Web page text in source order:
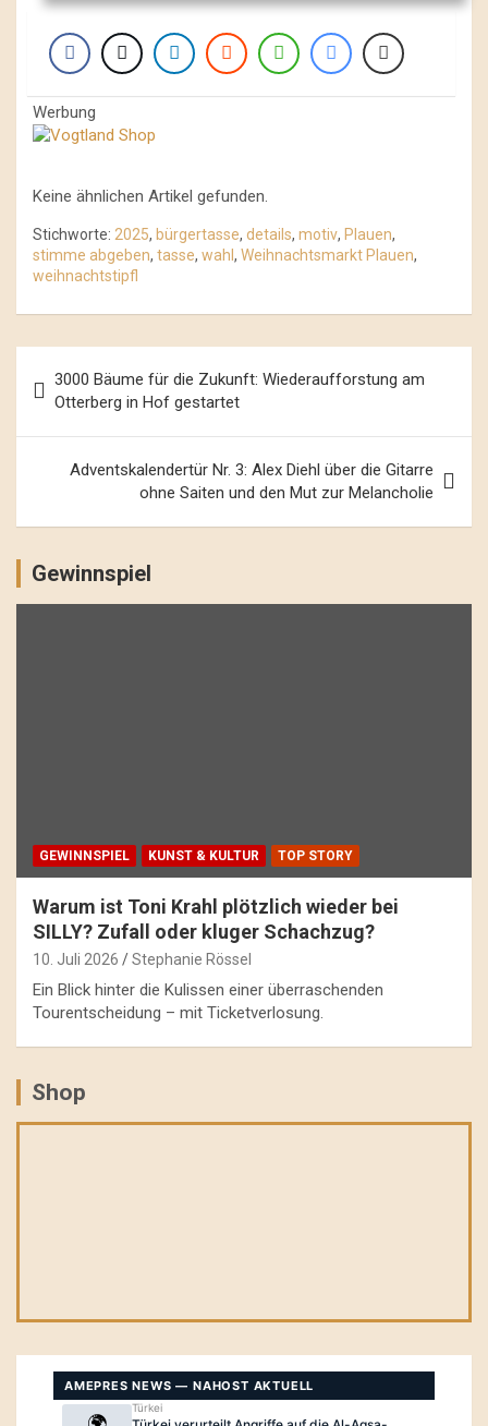
Werbung
Keine ähnlichen Artikel gefunden.
Stichworte: 2025, bürgertasse, details, motiv, Plauen,
stimme abgeben, tasse, wahl , Weihnachtsmarkt Plauen,
weihnachtstipfl
Navigation
3000 Bäume für die Zukunft: Wiederaufforstung am
Otterberg in Hof gestartet
Adventskalendertür Nr. 3: Alex Diehl über die Gitarre
ohne Saiten und den Mut zur Melancholie
Gewinnspiel
GEWINNSPIEL KUNST & KULTUR TOP STORY
Warum ist Toni Krahl plötzlich wieder bei
SILLY? Zufall oder kluger Schachzug?
10. Juli 2026 Stephanie Rössel
Ein Blick hinter die Kulissen einer überraschenden
Tourentscheidung – mit Ticketverlosung.
Shop